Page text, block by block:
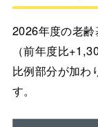
2026年度の老
（前年度比
比例部分が加わ
す。